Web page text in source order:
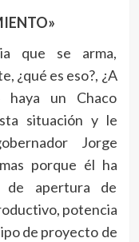
que se arma,
¿qué es eso?, ¿A
haya un Chaco
situación y le
Jorge
porque él ha
de apertura de
potencia
de proyecto de